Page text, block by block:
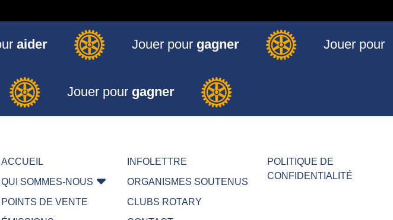
aider Jouer pour gagner Jouer pour
Jouer pour gagner
ACCUEIL
QUI SOMMES-NOUS
POINTS DE VENTE
INFOLETTRE
ORGANISMES SOUTENUS
CLUBS ROTARY
POLITIQUE DE
CONFIDENTIALITÉ